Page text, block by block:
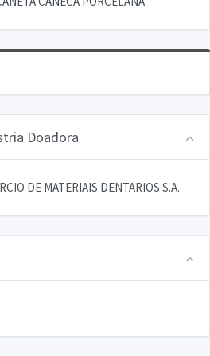
Doadora
DE MATERIAIS DENTARIOS S.A.